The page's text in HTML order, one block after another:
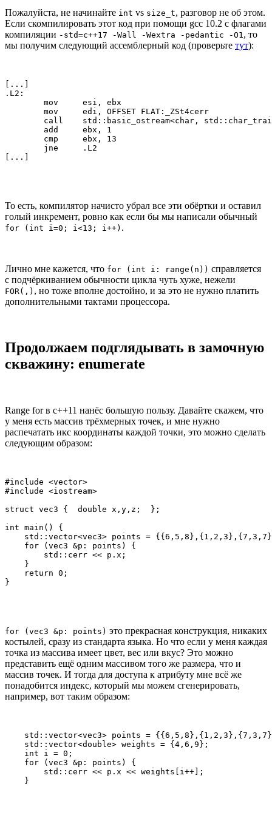
Пожалуйста, не начинайте int vs size_t, разговор не об этом.
Если скомпилировать этот код при помощи gcc 10.2 с флагами
компиляции -std=c++17 -Wall -Wextra -pedantic -O1 , то
мы получим следующий ассемблерный код (проверьте тут):
[...]
.L2:
        mov     esi, ebx
        mov     edi, OFFSET FLAT:_ZSt4cerr
call    std::basic_ostream<char,
        add     ebx, 1
        cmp     ebx, 13
        jne     .L2
[...]
То есть, компилятор начисто убрал все эти обёртки и оставил
голый инкремент, ровно как если бы мы написали обычный
for (int i=0; i<13; i++) .
Лично мне кажется, что for (int i: range(n)) справляется
с подчёркиванием обычности цикла чуть хуже, нежели
FOR(,) , но тоже вполне достойно, и за это не нужно платить
дополнительными тактами процессора.
Продолжаем подглядывать в замочную
скважину: enumerate
Range for в c++11 нанёс большую пользу. Давайте скажем, что
у меня есть массив трёхмерных точек, и мне нужно
распечатать икс координаты каждой точки, это можно сделать
следующим образом:
#include <vector>
#include <iostream>
struct vec3 {  double x,y,z;  };
int main() {
std::vector<vec3> points =
    for (vec3 &p: points) {
        std::cerr << p.x;
    }
    return 0;
}
for (vec3 &p: points) это прекрасная конструкция, никаких
костылей, сразу из стандарта языка. Но что если у меня каждая
точка из массива имеет цвет, вес или вкус? Это можно
представить ещё одним массивом того же размера, что и
массив точек. И тогда для доступа к атрибуту мне всё же
понадобится индекс, который мы можем сгенерировать,
например, вот таким образом:
std::vector<vec3> points =
    std::vector<double> weights = {4,6,9};
    int i = 0;
    for (vec3 &p: points) {
        std::cerr << p.x << weights[i++];
    }